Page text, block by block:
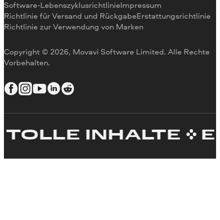
Videogröße ändern
Video umkehren
Video stabilisieren
Text zum Video hinzufügen
Video erstellen
Copyright © 2026, Movavi Software Limited. Alle Rechte
Vorbehalten.
Software-LebenszyklusrichtlinieImpressum
Richtlinie für Versand und RückgabeErstattungsrichtlinie
Richtlinie zur Verwendung von Marken
INHALTE